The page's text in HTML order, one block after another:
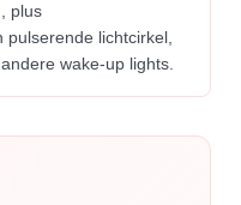
plus
lichtcirkel,
wake-up lights.